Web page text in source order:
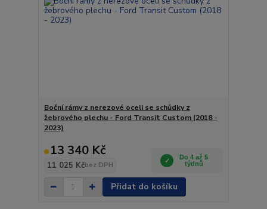
Boční rámy z nerezové oceli se schůdky z
žebrového plechu - Ford Transit Custom (2018 -
2023)
13 340 Kč
11 025 Kčbez DPH
Do 4 až 5
týdnů
Přidat do košíku